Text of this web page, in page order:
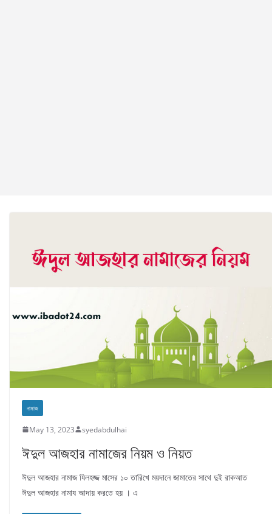
নামাজ
May 13, 2023 syedabdulhai
ঈদুল আজহার নামাজের নিয়ম ও নিয়ত
ঈদুল আজহার নামাজ যিলহজ্জ মাসের ১০ তারিখে ময়দানে জামাতের সাথে দুই রাকআত
ঈদুল আজহার নামায আদায় করতে হয় । এ